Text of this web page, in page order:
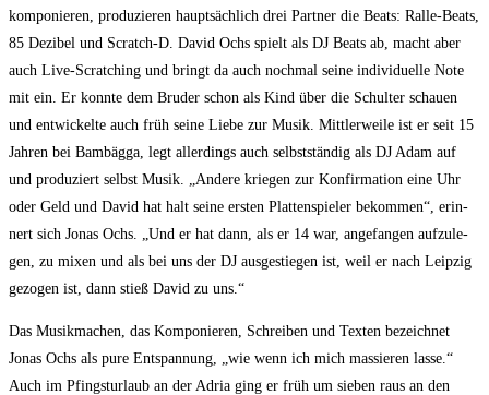
kom­po­nie­ren, pro­du­zie­ren haupt­säch­lich drei Part­ner die Beats: Ral­le-Beats,
85 Dezi­bel und Scratch‑D. David Ochs spielt als DJ Beats ab, macht aber
auch Live-Scrat­ching und bringt da auch noch­mal sei­ne indi­vi­du­el­le Note
mit ein. Er konn­te dem Bru­der schon als Kind über die Schul­ter schau­en
und ent­wi­ckel­te auch früh sei­ne Lie­be zur Musik. Mitt­ler­wei­le ist er seit 15
Jah­ren bei Bam­bäg­ga, legt aller­dings auch selbst­stän­dig als DJ Adam auf
und pro­du­ziert selbst Musik. „Ande­re krie­gen zur Kon­fir­ma­ti­on eine Uhr
oder Geld und David hat halt sei­ne ers­ten Plat­ten­spie­ler bekom­men“, erin­
nert sich Jonas Ochs. „Und er hat dann, als er 14 war, ange­fan­gen auf­zu­le­
gen, zu mixen und als bei uns der DJ aus­ge­stie­gen ist, weil er nach Leip­zig
gezo­gen ist, dann stieß David zu uns.“
Das Musik­ma­chen, das Kom­po­nie­ren, Schrei­ben und Tex­ten bezeich­net
Jonas Ochs als pure Ent­span­nung, „wie wenn ich mich mas­sie­ren las­se.“
Auch im Pfings­t­ur­laub an der Adria ging er früh um sie­ben raus an den